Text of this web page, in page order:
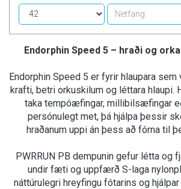
Endorphin Speed 5 – hraði og
Endorphin Speed 5 er fyrir hlaupara
krafti, betri orkuskilum og léttara hlaupi.
taka tempóæfingar, millibilsæfingar
persónulegt met, þá hjálpa þessir
hraðanum uppi án þess að fórna til
PWRRUN PB dempunin gefur létta og
undir fæti og uppfærð S-laga
náttúrulegri hreyfingu fótarins og